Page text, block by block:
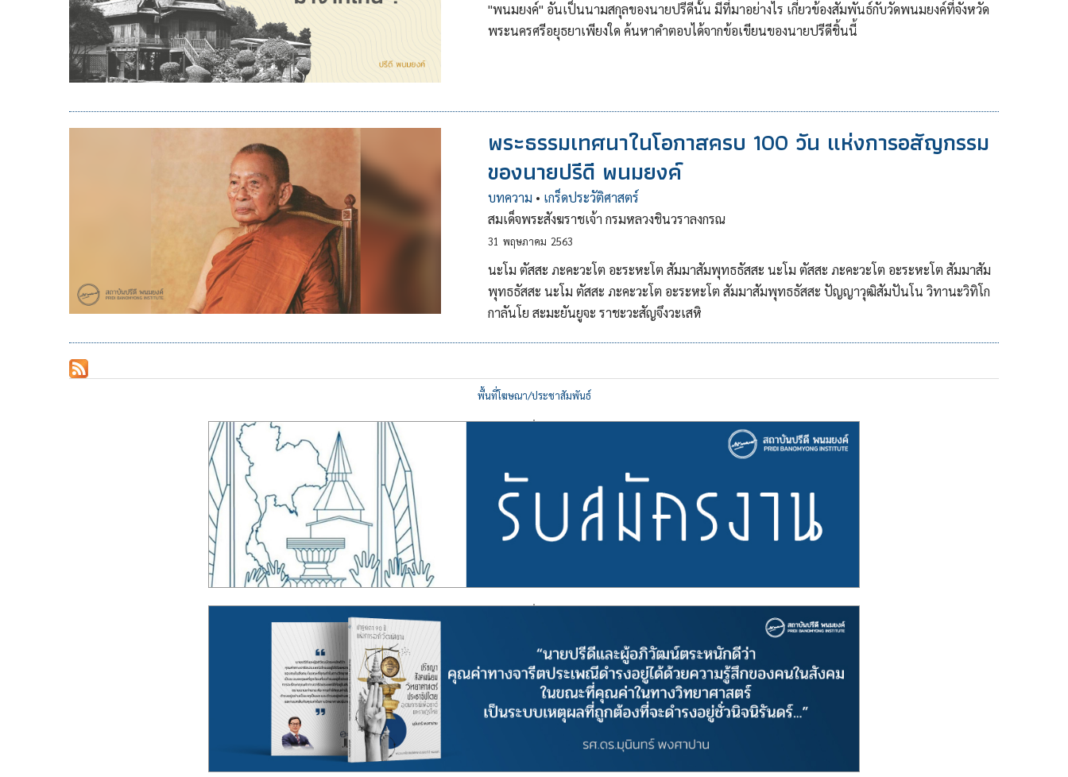
"พนมยงค์" อันเป็นนามสกุลของนายปรีดีนั้น มีที่มาอย่างไร เกี่ยวข้องสัมพันธ์กับวัดพนมยงค์ที่จังหวัด
พระนครศรีอยุธยาเพียงใด ค้นหาคำตอบได้จากข้อเขียนของนายปรีดีชิ้นนี้
พระธรรมเทศนาในโอกาสครบ 100 วัน แห่งการอสัญกรรม
ของนายปรีดี พนมยงค์
บทความ • เกร็ดประวัติศาสตร์
สมเด็จพระสังฆราชเจ้า กรมหลวงชินวราลงกรณ
31 พฤษภาคม 2563
นะโม ตัสสะ ภะคะวะโต อะระหะโต สัมมาสัมพุทธธัสสะ นะโม ตัสสะ ภะคะวะโต อะระหะโต สัมมาสัม
พุทธธัสสะ นะโม ตัสสะ ภะคะวะโต อะระหะโต สัมมาสัมพุทธธัสสะ ปัญญาวุฒิสัมปันโน วิทานะวิทิโก
กาลันโย สะมะยันยูจะ ราชะวะสัญจึงวะเสหิ
พื้นที่โฆษณา/ประชาสัมพันธ์